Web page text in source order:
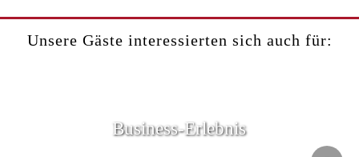
Unsere Gäste interessierten sich auch für:
Business-Erlebnis